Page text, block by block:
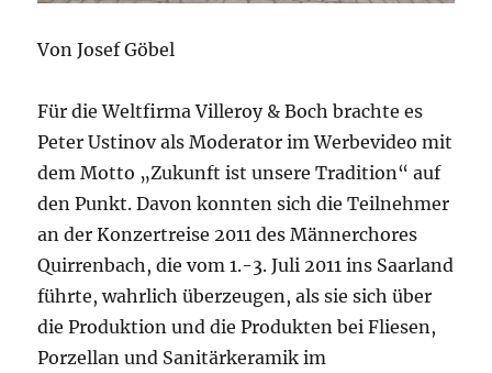
Von Josef Göbel
Für die Weltfirma Villeroy & Boch brachte es
Peter Ustinov als Moderator im Werbevideo mit
dem Motto „Zukunft ist unsere Tradition“ auf
den Punkt. Davon konnten sich die Teilnehmer
an der Konzertreise 2011 des Männerchores
Quirrenbach, die vom 1.-3. Juli 2011 ins Saarland
führte, wahrlich überzeugen, als sie sich über
die Produktion und die Produkten bei Fliesen,
Porzellan und Sanitärkeramik im